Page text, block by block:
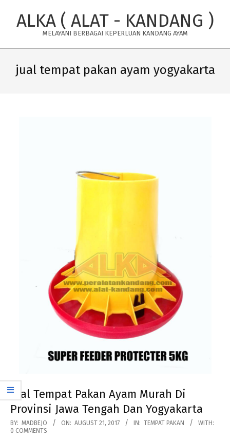
ALKA ( ALAT - KANDANG )
MELAYANI BERBAGAI KEPERLUAN KANDANG AYAM
Navigation
Menu
jual tempat pakan ayam yogyakarta
Jual Tempat Pakan Ayam Murah Di
Provinsi Jawa Tengah Dan Yogyakarta
2017-
08-
BY: MADBEJO ON: AUGUST 21, 2017 IN: TEMPAT PAKAN
WITH:
0 COMMENTS